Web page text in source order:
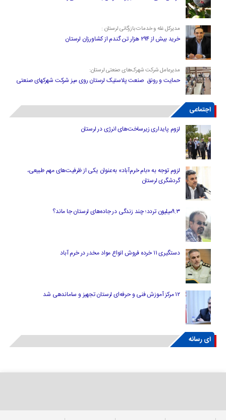
مدیرکل غله و خدمات بازرگانی لرستان :
خرید بیش از ۲۹۴ هزار تن گندم از کشاورزان لرستان
مدیرعامل شرکت شهرک‌های صنعتی لرستان:
حمایت و رونق صنعت پلاستیک لرستان روی میز شرکت شهرکهای صنعتی
اجتماعی
لزوم پایداری زیرساخت‌های انرژی در لرستان
لزوم توجه به «بام خرم‌آباد» به‌عنوان یکی از ظرفیت‌های مهم طبیعی،
گردشگری لرستان
۹.۳میلیون تردد؛ چند زندگی در جاده‌های لرستان جا ماند؟
دستگیری ۱۱ خرده فروش انواع مواد مخدر در خرم آباد
۱۲ مرکز آموزش فنی و حرفه‌ای لرستان تجهیز و ساماندهی شد
ای رسانه